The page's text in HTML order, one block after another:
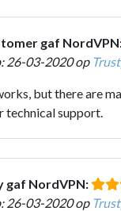
gaf
26-03-2020 op
but there are
technical support.
gaf NordVPN:
26-03-2020 op